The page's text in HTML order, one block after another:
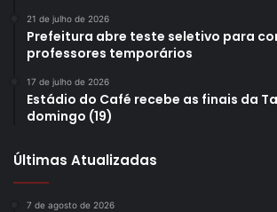
21 de julho de 2026
Prefeitura abre teste seletivo para
professores temporários
17 de julho de 2026
Estádio do Café recebe as finais da
domingo (19)
Últimas Atualizadas
7 de agosto de 2026